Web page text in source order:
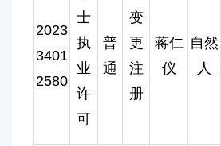
2023
3401
2580
士
执
业
许
可
普
通
变
更
注
册
蒋仁
仪
自然
人